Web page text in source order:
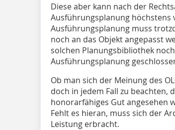
Diese aber kann nach der
Ausführungsplanung höchstens
Ausführungsplanung muss
noch an das Objekt angepasst
solchen Planungsbibliothek
Ausführungsplanung
Ob man sich der Meinung des
doch in jedem Fall zu beachten,
honorarfähiges Gut angesehen
Fehlt es hieran, muss sich der
Leistung erbracht.